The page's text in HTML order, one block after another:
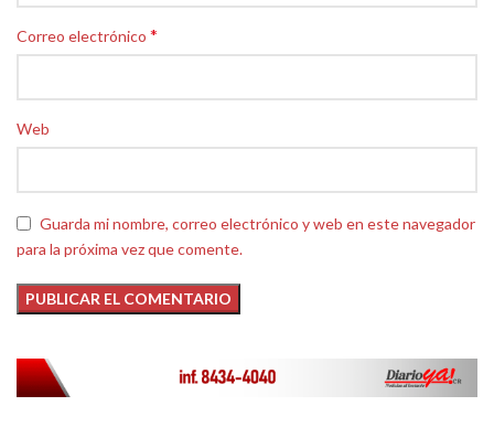
Correo electrónico *
Web
Guarda mi nombre, correo electrónico y web en este navegador
para la próxima vez que comente.